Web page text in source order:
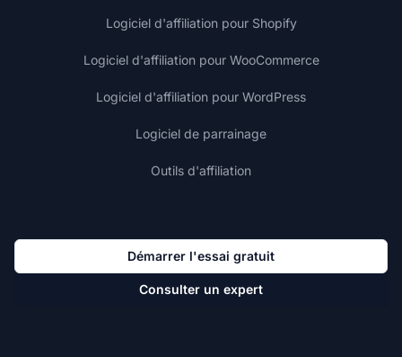
Logiciel d'affiliation pour Shopify
Logiciel d'affiliation pour WooCommerce
Logiciel d'affiliation pour WordPress
Logiciel de parrainage
Outils d'affiliation
Démarrer l'essai gratuit
Consulter un expert